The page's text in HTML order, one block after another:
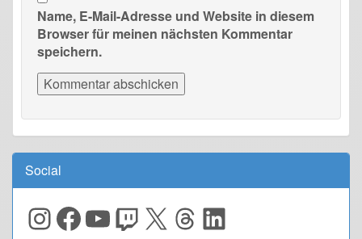
Name, E-Mail-Adresse und Website in diesem
Browser für meinen nächsten Kommentar
speichern.
Social
Instagram
Facebook
YouTube
Twitch
X Threads
LinkedIn